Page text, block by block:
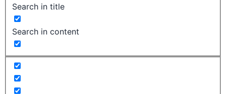
Search in title
Search in content